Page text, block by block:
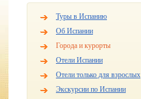
Туры в Испанию
Об Испании
Города и курорты
Отели Испании
Отели только для взрослых
Экскурсии по Испании